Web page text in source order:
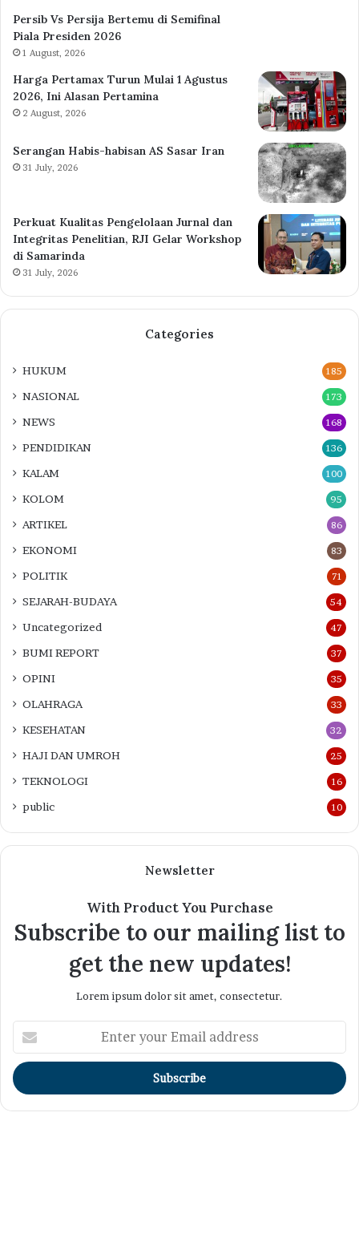
Persib Vs Persija Bertemu di Semifinal
Piala Presiden 2026
1 August, 2026
Harga Pertamax Turun Mulai 1 Agustus
2026, Ini Alasan Pertamina
2 August, 2026
Serangan Habis-habisan AS Sasar Iran
31 July, 2026
Perkuat Kualitas Pengelolaan Jurnal dan
Integritas Penelitian, RJI Gelar Workshop
di Samarinda
31 July, 2026
Categories
HUKUM 185
NASIONAL 173
NEWS 168
PENDIDIKAN 136
KALAM 100
KOLOM 95
ARTIKEL 86
EKONOMI 83
POLITIK 71
SEJARAH-BUDAYA 54
Uncategorized 47
BUMI REPORT 37
OPINI 35
OLAHRAGA 33
KESEHATAN 32
HAJI DAN UMROH 25
TEKNOLOGI 16
public 10
Newsletter
With Product You Purchase
Subscribe to our mailing list to
get the new updates!
Lorem ipsum dolor sit amet, consectetur.
your
Email
address